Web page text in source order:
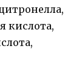
кислота,